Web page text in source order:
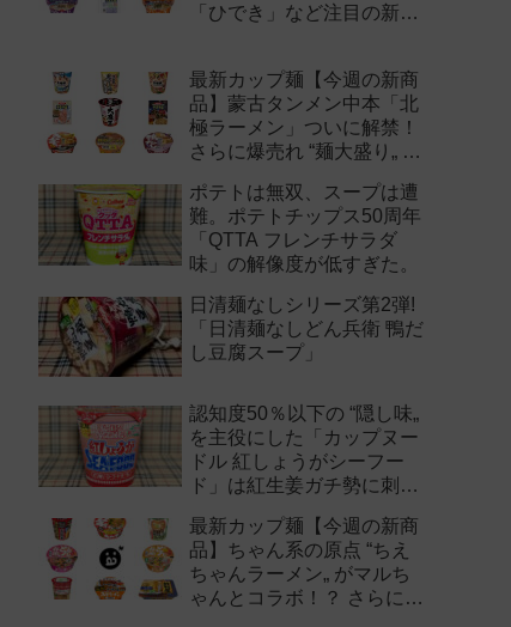
「ひでき」など注目の新作
最新カップ麺【今週の新商
品】蒙古タンメン中本「北
極ラーメン」ついに解禁！
さらに爆売れ “麺大盛り„ シ
作まとめ！
ポテトは無双、スープは遭
難。ポテトチップス50周年
「QTTA フレンチサラダ
味」の解像度が低すぎた。
日清麺なしシリーズ第2弾!
「日清麺なしどん兵衛 鴨だ
し豆腐スープ」
認知度50％以下の “隠し味„
を主役にした「カップヌー
ドル 紅しょうがシーフー
ド」は紅生姜ガチ勢に刺さ
最新カップ麺【今週の新商
品】ちゃん系の原点 “ちえ
ちゃんラーメン„ がマルち
ゃんとコラボ！？ さらに